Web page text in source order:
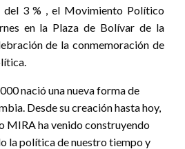
del 3 % , el Movimiento Político
en la Plaza de Bolívar de la
de la conmemoración de
nació una nueva forma de
Desde su creación hasta hoy,
ha venido construyendo
la política de nuestro tiempo y